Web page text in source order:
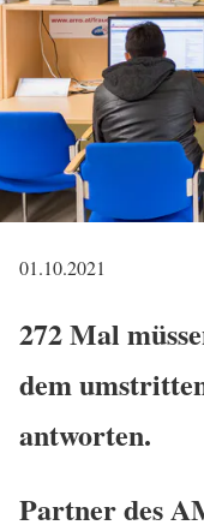
01.10.2021
272 Mal
dem
antworten.
Partner des